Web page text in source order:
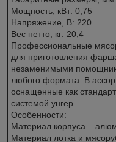
Мощность, кВт: 0,75
Напряжение, В: 220
Вес нетто, кг: 20,4
Профессиональные
для приготовления
незаменимыми
любого формата. В
оснащенные как
системой унгер.
Особенности:
Материал корпуса –
Материал лотка и